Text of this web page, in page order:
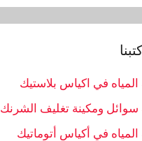
المياه في اكياس بلاستيك
سوائل ومكينة تغليف الشرنك
المياه في أكياس أتوماتيك